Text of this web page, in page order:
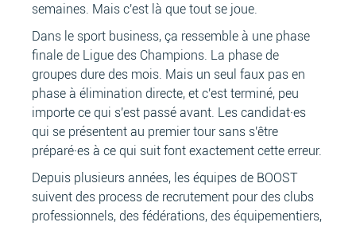
semaines. Mais c'est là que tout se joue.
Dans le sport business, ça ressemble à une phase
finale de Ligue des Champions. La phase de
groupes dure des mois. Mais un seul faux pas en
phase à élimination directe, et c'est terminé, peu
importe ce qui s'est passé avant. Les candidat·es
qui se présentent au premier tour sans s'être
préparé·es à ce qui suit font exactement cette erreur.
Depuis plusieurs années, les équipes de BOOST
suivent des process de recrutement pour des clubs
professionnels, des fédérations, des équipementiers,